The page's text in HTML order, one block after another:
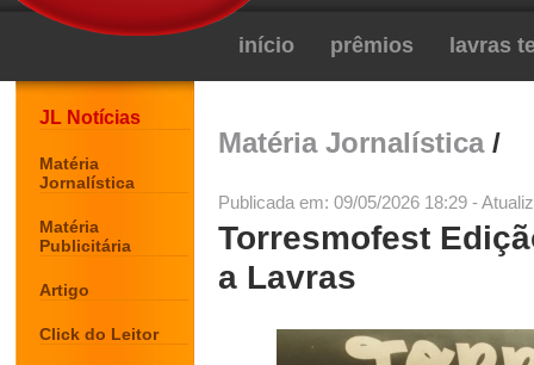
início prêmios lavras
JL Notícias
Matéria
Jornalística
Matéria
Publicitária
Artigo
Click do Leitor
Matéria Jornalística/
Publicada em: 09/05/2026 18:29 -
Torresmofest
a Lavras